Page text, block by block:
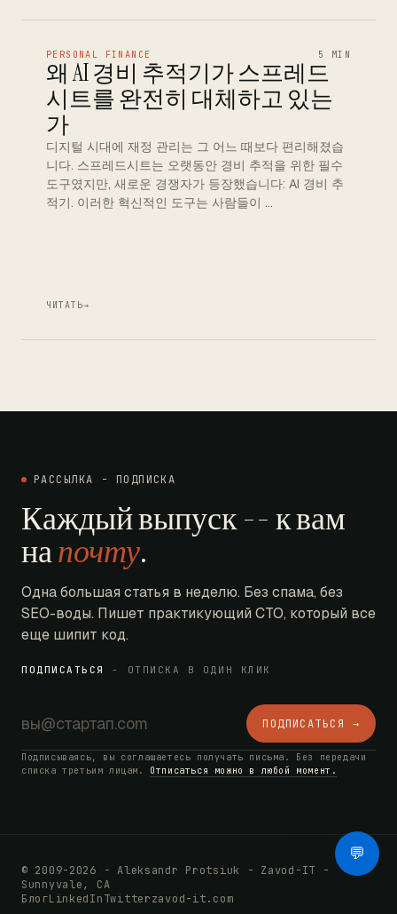
PERSONAL FINANCE 5 MIN
왜 AI 경비 추적기가 스프레드
시트를 완전히 대체하고 있는
가
디지털 시대에 재정 관리는 그 어느 때보다 편리해졌습
니다. 스프레드시트는 오랫동안 경비 추적을 위한 필수
도구였지만, 새로운 경쟁자가 등장했습니다: AI 경비 추
적기. 이러한 혁신적인 도구는 사람들이 …
ЧИТАТЬ→
РАССЫЛКА - ПОДПИСКА
Каждый выпуск -- к вам
напочту.
Одна большая статья в неделю. Без спама, без
SEO-воды. Пишет практикующий CTO, который все
еще шипит код.
ПОДПИСАТЬСЯ - ОТПИСКА В ОДИН КЛИК
ПОДПИСАТЬСЯ →
Подписываясь, вы соглашаетесь получать письма. Без передачи
списка третьим лицам. Отписаться можно в любой момент.
© 2009-2026 - Aleksandr Protsiuk - Zavod-IT -
Sunnyvale, CA
БлогLinkedInTwitterzavod-it.com
💬